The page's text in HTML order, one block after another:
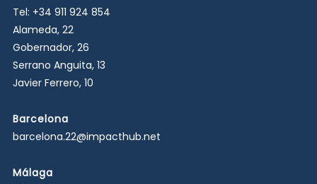
Tel: +34 911 924 854
Alameda, 22
Gobernador, 26
Serrano Anguita, 13
Javier Ferrero, 10
Barcelona
barcelona.22@impacthub.net
Málaga